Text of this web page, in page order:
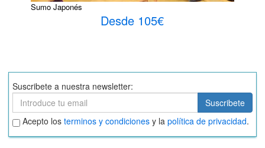
Sumo Japonés
Desde 105€
Suscribete a nuestra newsletter:
Suscribete
Suscribete
Aceptar
términos
y
Acepto los terminos y condiciones y la política de privacidad.